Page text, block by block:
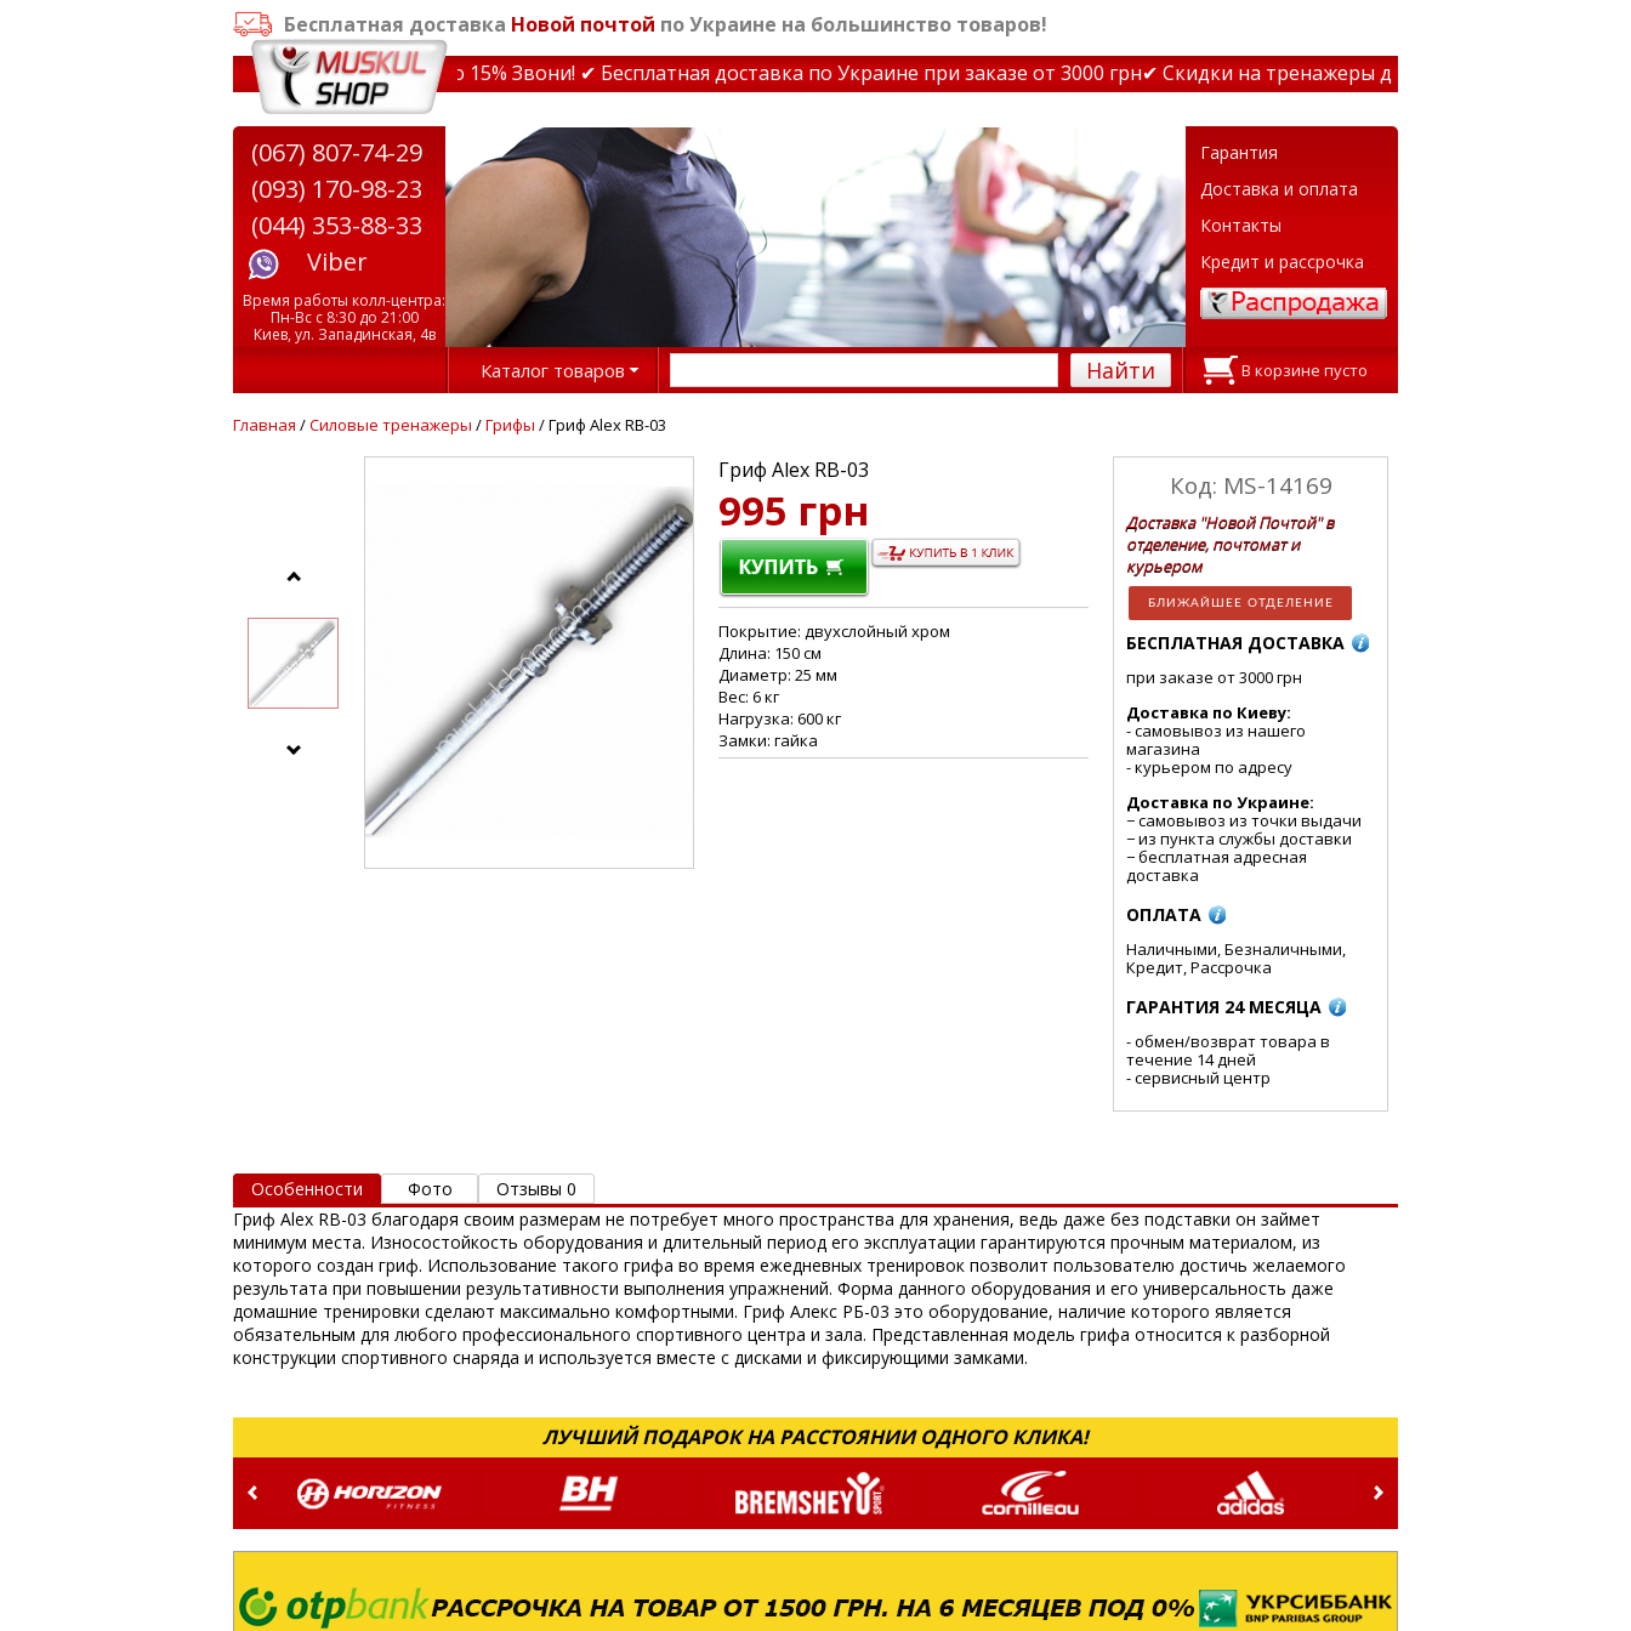
Бесплатная доставка Новой почтой по Украине на большинство товаров!
✔ Скидки на тренажеры до 15% Звони! ✔ Бесплатная доставка по Украине при заказе от 3000 грн✔ Скидки на тренажеры до 15% Звони! ✔ Бесплатная
Гарантия
Доставка и оплата
Контакты
Кредит и рассрочка
(067) 807-74-29
(093) 170-98-23
(044) 353-88-33
Viber
Время работы колл-центра:
Пн-Вс с 8:30 до 21:00
Киев, ул. Западинская, 4в
Каталог товаров Найти В корзине пусто
Главная /Силовые тренажеры /Грифы / Гриф Alex RB-03
Гриф Alex RB-03
995 грн
Покрытие: двухслойный хром
Длина: 150 см
Диаметр: 25 мм
Вес: 6 кг
Нагрузка: 600 кг
Замки: гайка
Код: MS-14169
Доставка "Новой Почтой" в
отделение, почтомат и
курьером
БЛИЖАЙШЕЕ ОТДЕЛЕНИЕ
БЕСПЛАТНАЯ ДОСТАВКА
при заказе от 3000 грн
Доставка по Киеву:
- cамовывоз из нашего
магазина
- курьером по адресу
Доставка по Украине:
− самовывоз из точки выдачи
− из пункта службы доставки
− бесплатная адресная
доставка
ОПЛАТА
Наличными, Безналичными,
Кредит, Рассрочка
ГАРАНТИЯ 24 МЕСЯЦА
- обмен/возврат товара в
течение 14 дней
- сервисный центр
Особенности Фото
Отзывы 0
Гриф Alex RB-03 благодаря своим размерам не потребует много пространства для хранения, ведь даже без подставки он займет
минимум места. Износостойкость оборудования и длительный период его эксплуатации гарантируются прочным материалом, из
которого создан гриф. Использование такого грифа во время ежедневных тренировок позволит пользователю достичь желаемого
результата при повышении результативности выполнения упражнений. Форма данного оборудования и его универсальность даже
домашние тренировки сделают максимально комфортными. Гриф Алекс РБ-03 это оборудование, наличие которого является
обязательным для любого профессионального спортивного центра и зала. Представленная модель грифа относится к разборной
конструкции спортивного снаряда и используется вместе с дисками и фиксирующими замками.
ЛУЧШИЙ ПОДАРОК НА РАССТОЯНИИ ОДНОГО КЛИКА!